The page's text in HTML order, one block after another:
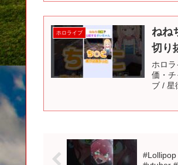
ホロライブ
ねね
切り
ホロ
価・
ブ / 星